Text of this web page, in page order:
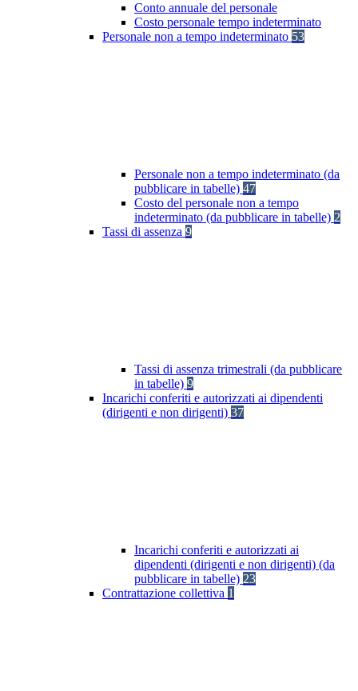
Conto annuale del personale
Costo personale tempo indeterminato
Personale non a tempo indeterminato 53
Personale non a tempo indeterminato (da
pubblicare in tabelle) 47
Costo del personale non a tempo
indeterminato (da pubblicare in tabelle) 2
Tassi di assenza 9
Tassi di assenza trimestrali (da pubblicare
in tabelle) 9
Incarichi conferiti e autorizzati ai dipendenti
(dirigenti e non dirigenti) 37
Incarichi conferiti e autorizzati ai
dipendenti (dirigenti e non dirigenti) (da
pubblicare in tabelle) 23
Contrattazione collettiva 1